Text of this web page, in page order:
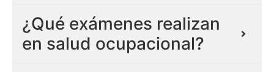
¿Qué exámenes realizan
en salud ocupacional?